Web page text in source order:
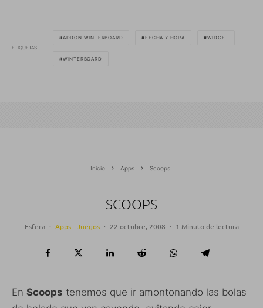
ETIQUETAS
ADDON WINTERBOARD FECHA Y HORA WIDGET
WINTERBOARD
Inicio Apps Scoops
SCOOPS
Esfera · Apps Juegos · 22 octubre, 2008 · 1 Minuto de lectura
En Scoops tenemos que ir amontonando las bolas